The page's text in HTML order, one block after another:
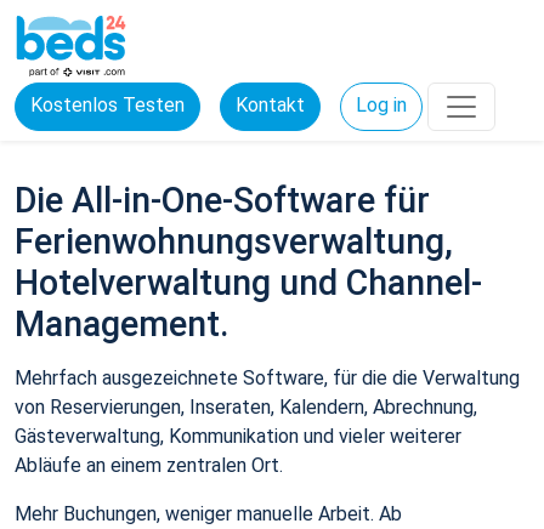
Kostenlos Testen Kontakt Log in
Die All-in-One-Software für
Ferienwohnungsverwaltung,
Hotelverwaltung und Channel-
Management.
Mehrfach ausgezeichnete Software, für die die Verwaltung
von Reservierungen, Inseraten, Kalendern, Abrechnung,
Gästeverwaltung, Kommunikation und vieler weiterer
Abläufe an einem zentralen Ort.
Mehr Buchungen, weniger manuelle Arbeit. Ab